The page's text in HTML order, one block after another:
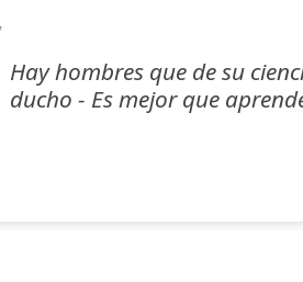
Hay hombres que de su
ducho - Es mejor que